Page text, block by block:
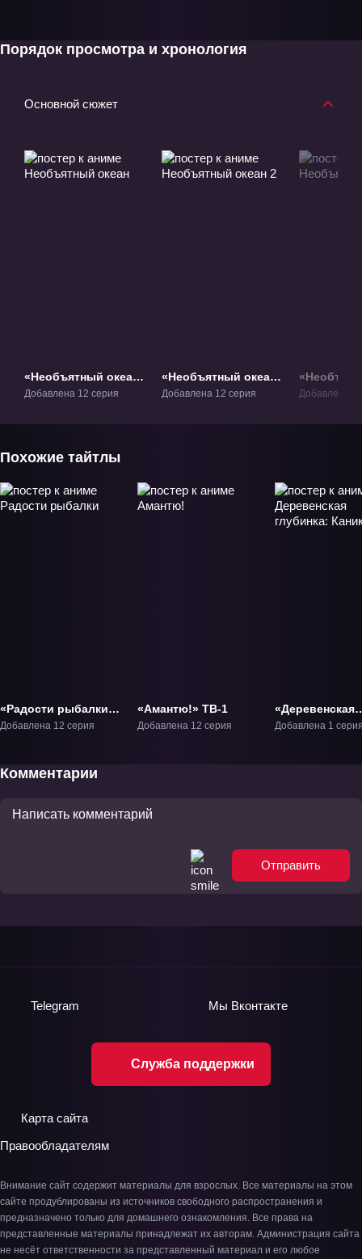
Порядок просмотра и хронология
Основной сюжет
«Необъятный океан»
ТВ-1
Добавлена 12 серия
«Необъятный океан
2» ТВ-2
Добавлена 12 серия
3» ТВ-3
Добавлена 5
Похожие тайтлы
«Радости рыбалки»
ТВ-1
Добавлена 12 серия
«Амантю!» ТВ-1
Добавлена 12 серия
«Деревенская
глубинка:
Добавлена 1
Комментарии
Отправить
Служба поддержки
Telegram Мы Вконтакте
Карта сайта
Правообладателям
Внимание сайт содержит материалы для взрослых. Все материалы на этом
сайте продублированы из источников свободного распространения и
предназначено только для домашнего ознакомления. Все права на
представленные материалы принадлежат их авторам. Администрация сайта
не несёт ответственности за представленный материал и его любое